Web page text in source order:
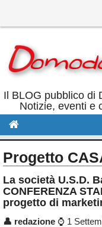
Il BLOG pubblico di
Notizie, eventi e
Politica
Sport
Progetto
La società U.S.D.
CONFERENZA
progetto di
👤 redazione ⌚ 1